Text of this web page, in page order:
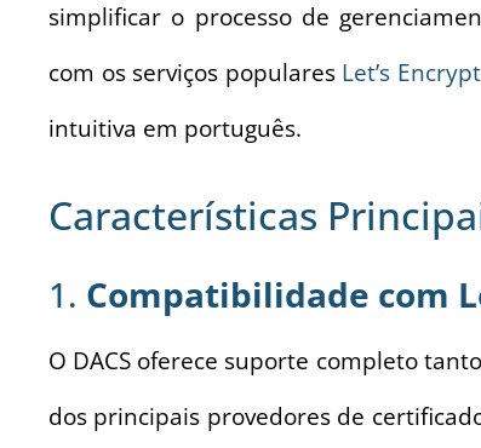
simplificar o processo de
com os serviços populares Let’s
intuitiva em português.
Características
1. Compatibilidade com
O DACS oferece suporte completo
dos principais provedores de